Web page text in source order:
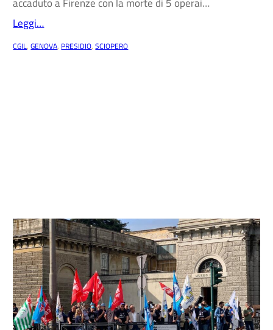
accaduto a Firenze con la morte di 5 operai…
Leggi…
CGIL, GENOVA, PRESIDIO, SCIOPERO